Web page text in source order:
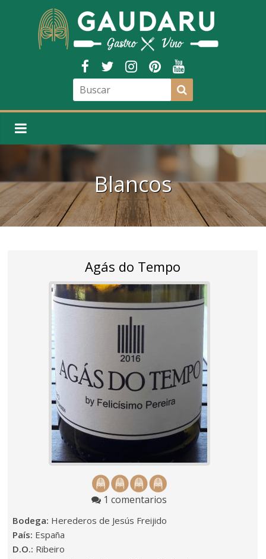
Blancos
Agás do Tempo
1 comentarios
Bodega: Herederos de Jesús Freijido
País: España
D.O.: Ribeiro